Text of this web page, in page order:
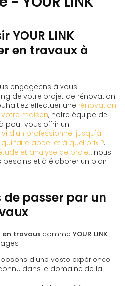
YOUR LINK
en travaux à
engageons à vous
de votre projet de rénovation
effectuer une rénovation
maison, notre équipe de
pour vous offrir un
d'un professionnel jusqu'à
faire appel et à quel prix ?.
et analyse de projet, nous
et à élaborer un plan
de passer par un
en travaux comme YOUR LINK
:
d'une vaste expérience
dans le domaine de la